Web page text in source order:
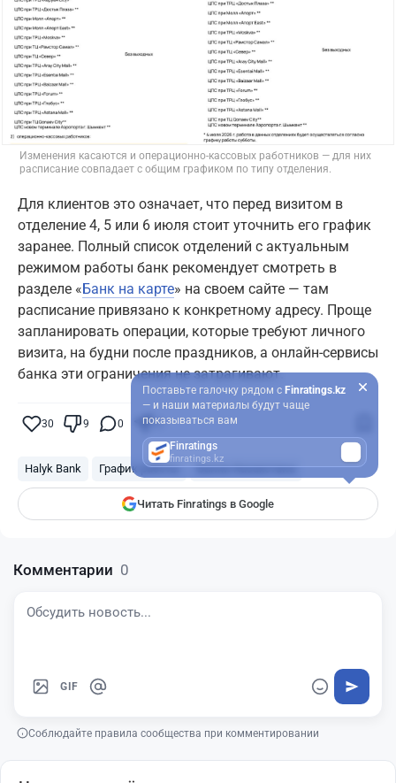
Изменения касаются и операционно-кассовых работников — для них
расписание совпадает с общим графиком по типу отделения.
Для клиентов это означает, что перед визитом в
отделение 4, 5 или 6 июля стоит уточнить его график
заранее. Полный список отделений с актуальным
режимом работы банк рекомендует смотреть в
разделе «Банк на карте» на своем сайте — там
расписание привязано к конкретному адресу. Проще
запланировать операции, которые требуют личного
визита, на будни после праздников, а онлайн-сервисы
банка эти ограничения не затрагивают.
30 9 0 21
Halyk Bank График работы Банки Казахстана
Читать Finratings в Google
Поставьте галочку рядом с Finratings.kz
— и наши материалы будут чаще
показываться вам
Finratings
finratings.kz
Комментарии 0
GIF
Соблюдайте правила сообщества при комментировании